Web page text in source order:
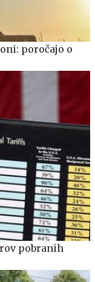
poročajo o
pobranih